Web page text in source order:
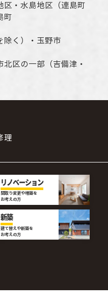
区・水島地区（連島町
町
除く）・玉野市
北区の一部（吉備津・
理
リノベーション
間取り変更や増築を
お考えの方
新築
建て替えや新築を
お考えの方